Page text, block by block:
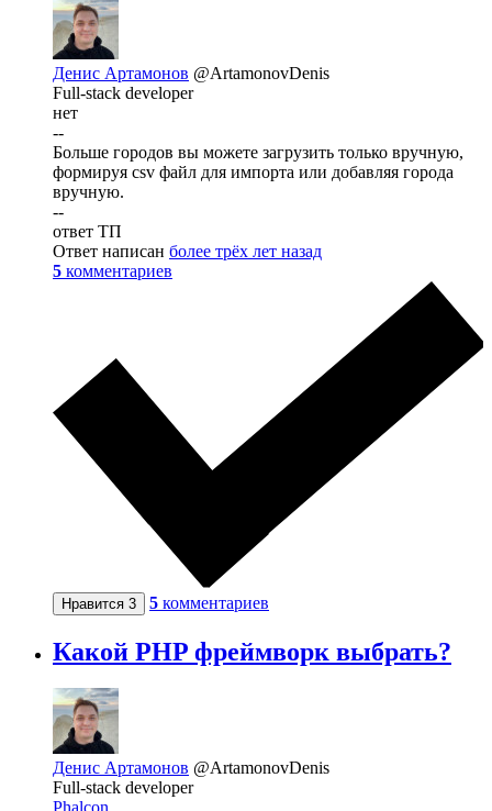
Денис Артамонов @ArtamonovDenis
Full-stack developer
нет
--
Больше городов вы можете загрузить только вручную,
формируя csv файл для импорта или добавляя города
вручную.
--
ответ ТП
Ответ написан более трёх лет назад
5 комментариев
Нравится 3 5 комментариев
Какой PHP фреймворк выбрать?
Денис Артамонов @ArtamonovDenis
Full-stack developer